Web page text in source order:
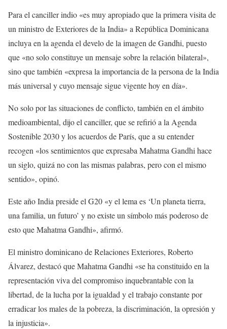
Para el canciller indio «es muy apropiado que la primera visita de
un ministro de Exteriores de la India» a República Dominicana
incluya en la agenda el develo de la imagen de Gandhi, puesto
que «no solo constituye un mensaje sobre la relación bilateral»,
sino que también «expresa la importancia de la persona de la India
más universal y cuyo mensaje sigue vigente hoy en día».
No solo por las situaciones de conflicto, también en el ámbito
medioambiental, dijo el canciller, que se refirió a la Agenda
Sostenible 2030 y los acuerdos de París, que a su entender
recogen «los sentimientos que expresaba Mahatma Gandhi hace
un siglo, quizá no con las mismas palabras, pero con el mismo
sentido», opinó.
Este año India preside el G20 «y el lema es ‘Un planeta tierra,
una familia, un futuro’ y no existe un símbolo más poderoso de
esto que Mahatma Gandhi», afirmó.
El ministro dominicano de Relaciones Exteriores, Roberto
Álvarez, destacó que Mahatma Gandhi «se ha constituido en la
representación viva del compromiso inquebrantable con la
libertad, de la lucha por la igualdad y el trabajo constante por
erradicar los males de la pobreza, la discriminación, la opresión y
la injusticia».